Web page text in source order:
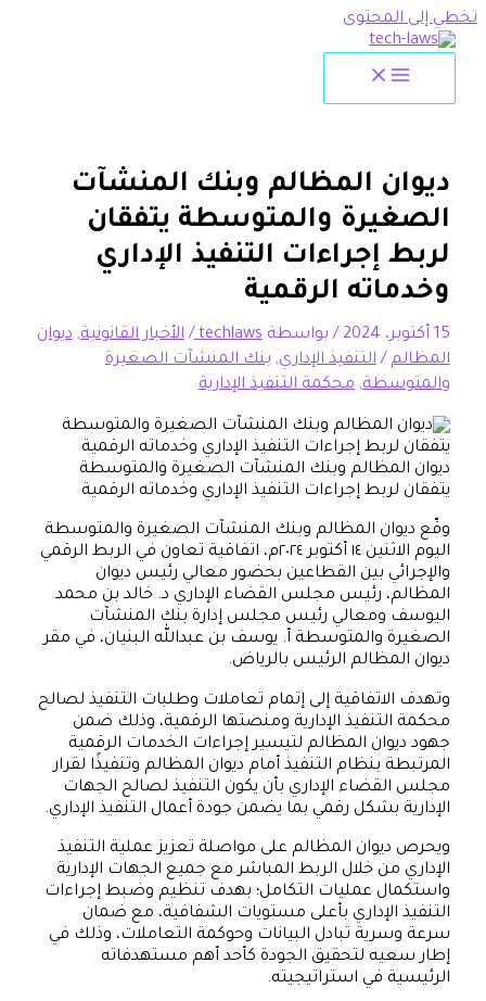
تخطي إلى المحتوى
‫ديوان المظالم وبنك المنشآت
الصغيرة والمتوسطة يتفقان
لربط إجراءات التنفيذ الإداري
وخدماته الرقمية
15 أكتوبر، 2024 / بواسطة techlaws
/الأخبار القانونية,ديوان
المظالم /التنفيذ الإداري,بنك المنشآت الصغيرة
والمتوسطة,محكمة التنفيذ الإدارية
‫ديوان المظالم وبنك المنشآت الصغيرة والمتوسطة
يتفقان لربط إجراءات التنفيذ الإداري وخدماته الرقمية
وقّع ديوان المظالم وبنك المنشآت الصغيرة والمتوسطة
اليوم الاثنين ١٤ أكتوبر ٢٠٢٤م، اتفاقية تعاون في الربط الرقمي
والإجرائي بين القطاعين بحضور معالي رئيس ديوان
المظالم، رئيس مجلس القضاء الإداري د. خالد بن محمد
اليوسف ومعالي رئيس مجلس إدارة بنك المنشآت
الصغيرة والمتوسطة أ. يوسف بن عبدالله البنيان، في مقر
ديوان المظالم الرئيس بالرياض.
وتهدف الاتفاقية إلى إتمام تعاملات وطلبات التنفيذ لصالح
محكمة التنفيذ الإدارية ومنصتها الرقمية، وذلك ضمن
جهود ديوان المظالم لتيسير إجراءات الخدمات الرقمية
المرتبطة بنظام التنفيذ أمام ديوان المظالم وتنفيذًا لقرار
مجلس القضاء الإداري بأن يكون التنفيذ لصالح الجهات
الإدارية بشكل رقمي بما يضمن جودة أعمال التنفيذ الإداري.
ويحرص ديوان المظالم على مواصلة تعزيز عملية التنفيذ
الإداري من خلال الربط المباشر مع جميع الجهات الإدارية
واستكمال عمليات​ التكامل؛ بهدف تنظيم وضبط إجراءات
التنفيذ الإداري بأعلى مستويات الشفافية، مع ضمان
سرعة وسرية تبادل البيانات وحوكمة التعاملات، وذلك في
إطار سعيه لتحقيق الجودة كأحد أهم مستهدفاته
الرئيسية في استراتيجيته.​